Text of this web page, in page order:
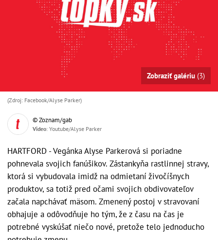
Zobraziť galériu (3)
(Zdroj: Facebook/Alyse Parker)
© Zoznam/gab
Video: Youtube/Alyse Parker
HARTFORD - Vegánka Alyse Parkerová si poriadne
pohnevala svojich fanúšikov. Zástankyňa rastlinnej stravy,
ktorá si vybudovala imidž na odmietaní živočíšnych
produktov, sa totiž pred očami svojich obdivovateľov
začala napchávať mäsom. Zmenený postoj v stravovaní
obhajuje a odôvodňuje ho tým, že z času na čas je
potrebné vyskúšať niečo nové, pretože telo jednoducho